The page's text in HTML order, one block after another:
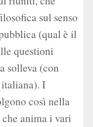
sul senso
(qual è il
questioni
solleva (con
I
così nella
anima i vari